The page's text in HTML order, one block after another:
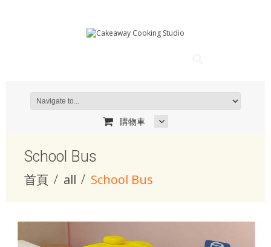
購物車
School Bus
首頁 all School Bus